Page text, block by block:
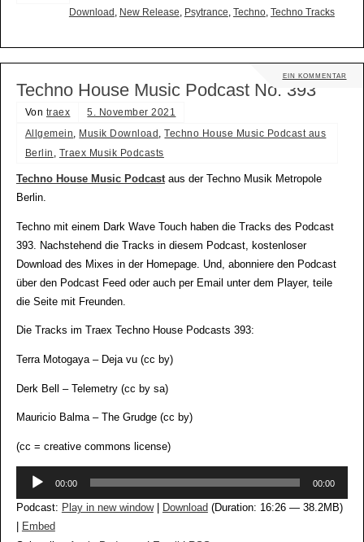
Download New Release Psytrance Techno, Techno Tracks
EIN KOMMENTAR
Techno House Music Podcast No. 393
Von traex
5. November 2021
Allgemein, Musik Download ,Techno House Music Podcast aus
Berlin , Traex Musik Podcasts
Techno House Music Podcastaus der Techno Musik Metropole
Berlin.
Techno mit einem Dark Wave Touch haben die Tracks des Podcast
393. Nachstehend die Tracks in diesem Podcast, kostenloser
Download des Mixes in der Homepage. Und, abonniere den Podcast
über den Podcast Feed oder auch per Email unter dem Player, teile
die Seite mit Freunden.
Die Tracks im Traex Techno House Podcasts 393:
Terra Motogaya – Deja vu (cc by)
Derk Bell – Telemetry (cc by sa)
Mauricio Balma – The Grudge (cc by)
(cc = creative commons license)
Audio-
00:00 00:00
Podcast: Play in new window| Download (Duration: 16:26 — 38.2MB)
Embed